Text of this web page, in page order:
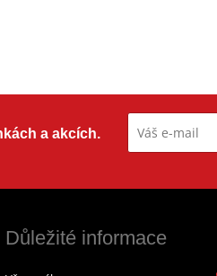
a akcích.
Důležité informace